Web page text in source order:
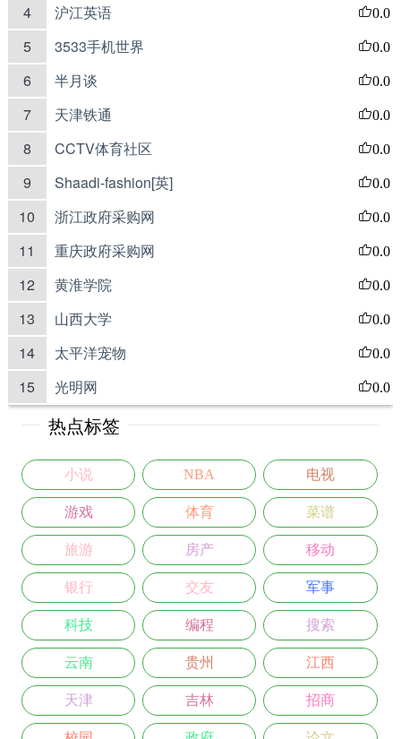
4 沪江英语 0.0
5 3533手机世界 0.0
6 半月谈 0.0
7 天津铁通 0.0
8 CCTV体育社区 0.0
9 Shaadi-fashion[英] 0.0
10 浙江政府采购网 0.0
11 重庆政府采购网 0.0
12 黄淮学院 0.0
13 山西大学 0.0
14 太平洋宠物 0.0
15 光明网 0.0
热点标签
小说 NBA 电视
游戏 体育 菜谱
旅游 房产 移动
银行 交友 军事
科技 编程 搜索
云南 贵州 江西
天津 吉林 招商